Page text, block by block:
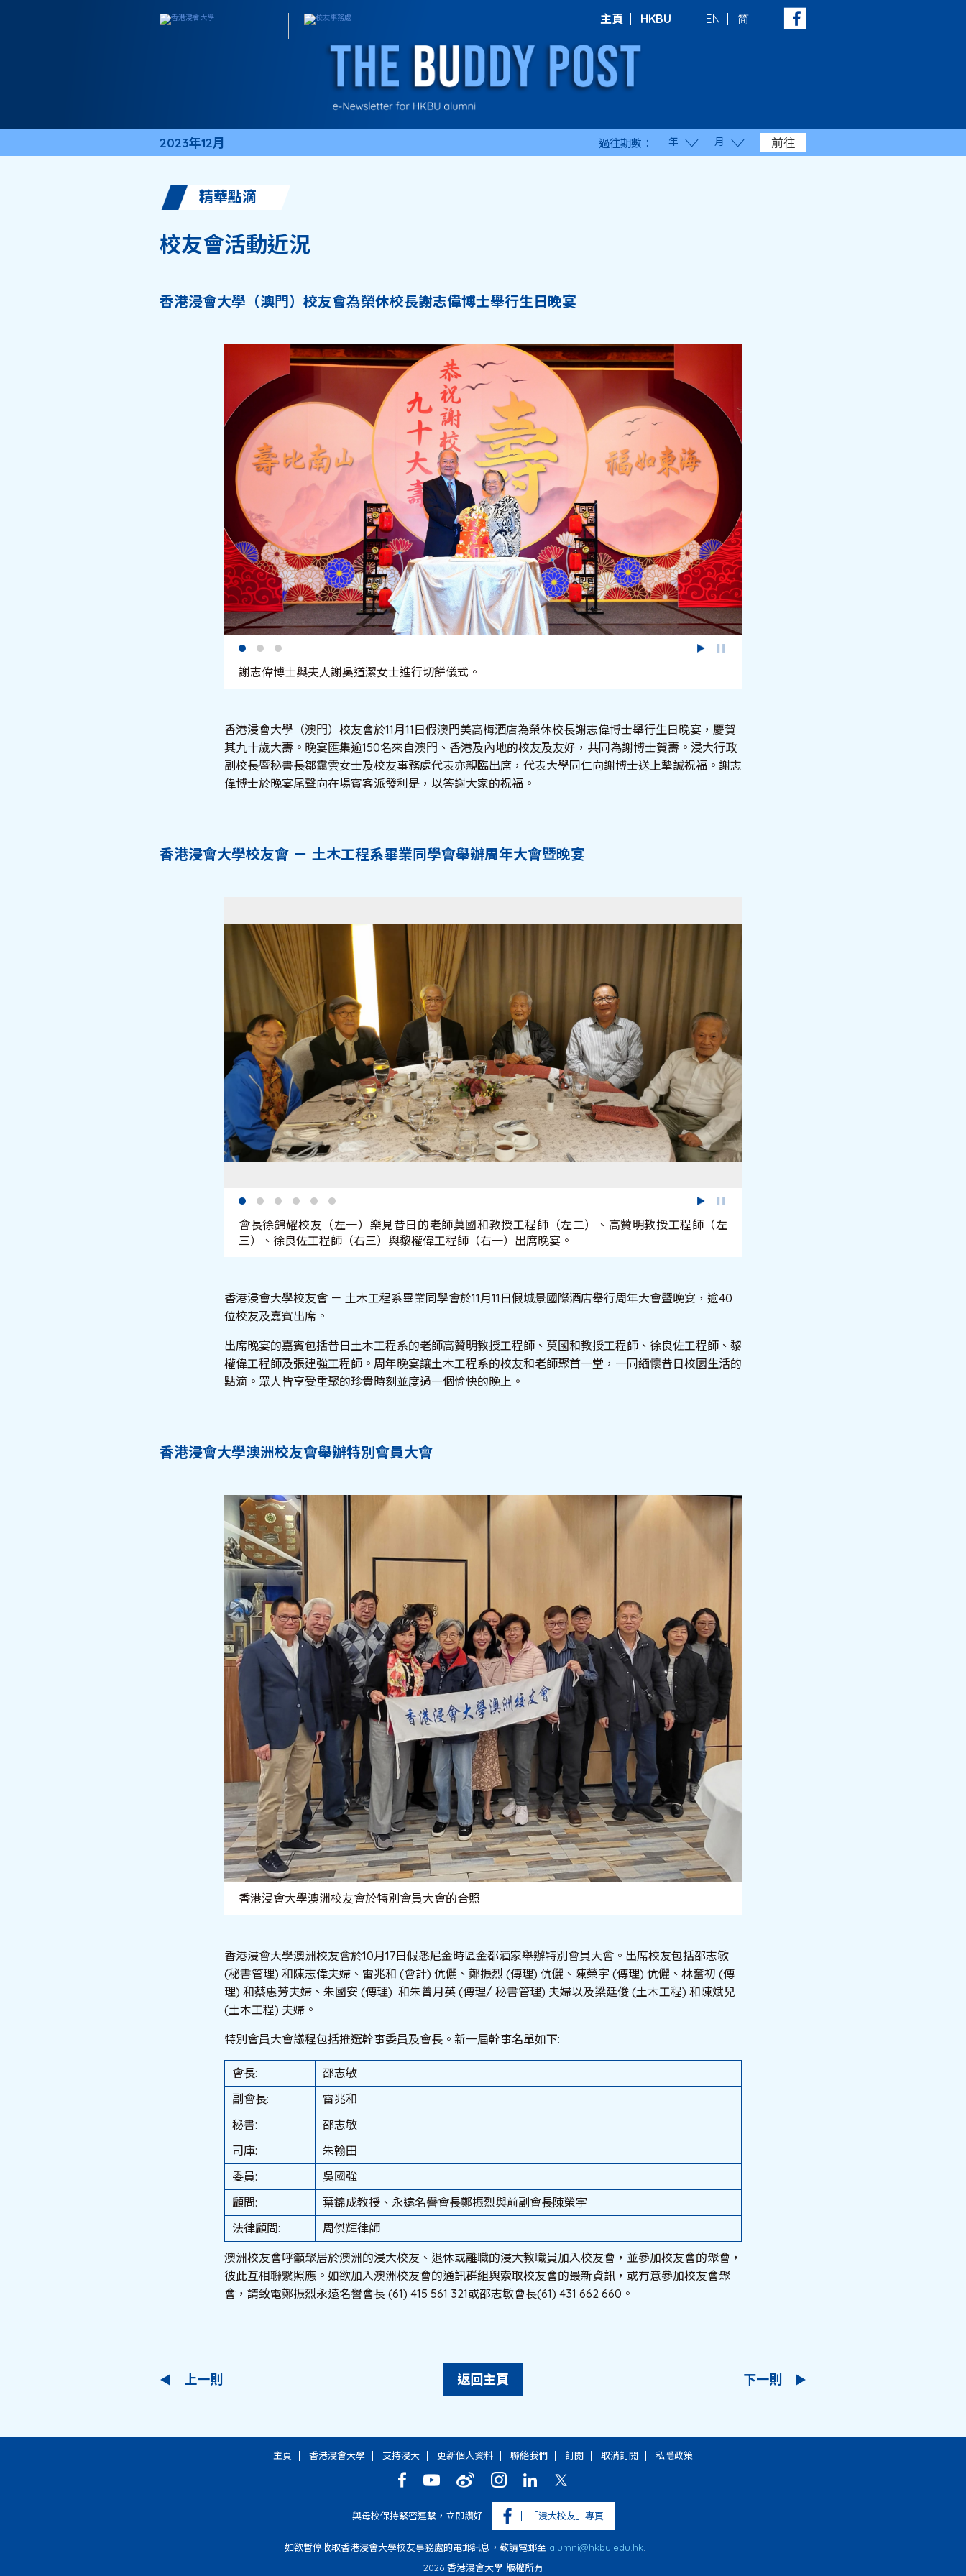
主頁 HKBU EN 简
2023年12月 過往期數： 年 月 前往
精華點滴
校友會活動近況
香港浸會大學（澳門）校友會為榮休校長謝志偉博士舉行生日晚宴
謝志偉博士與夫人謝吳道潔女士進行切餅儀式。
香港浸會大學（澳門）校友會於11月11日假澳門美高梅酒店為榮休校長謝志偉博士舉行生日晚宴，慶賀
其九十歲大壽。晚宴匯集逾150名來自澳門、香港及內地的校友及友好，共同為謝博士賀壽。浸大行政
副校長暨秘書長鄒靄雲女士及校友事務處代表亦親臨出席，代表大學同仁向謝博士送上摰誠祝福。謝志
偉博士於晚宴尾聲向在場賓客派發利是，以答謝大家的祝福。
香港浸會大學校友會 － 土木工程系畢業同學會舉辦周年大會暨晚宴
會長徐錦耀校友（左一）樂見昔日的老師莫國和教授工程師（左二）、高贊明教授工程師（左
三）、徐良佐工程師（右三）與黎權偉工程師（右一）出席晚宴。
香港浸會大學校友會 － 土木工程系畢業同學會於11月11日假城景國際酒店舉行周年大會暨晚宴，逾40
位校友及嘉賓出席。
出席晚宴的嘉賓包括昔日土木工程系的老師高贊明教授工程師、莫國和教授工程師、徐良佐工程師、黎
權偉工程師及張建強工程師。周年晚宴讓土木工程系的校友和老師聚首一堂，一同緬懷昔日校園生活的
點滴。眾人皆享受重聚的珍貴時刻並度過一個愉快的晚上。
香港浸會大學澳洲校友會舉辦特別會員大會
香港浸會大學澳洲校友會於特別會員大會的合照
香港浸會大學澳洲校友會於10月17日假悉尼金時區金都酒家舉辦特別會員大會。出席校友包括邵志敏
(秘書管理) 和陳志偉夫婦、雷兆和 (會計) 伉儷、鄭振烈 (傳理) 伉儷、陳榮宇 (傳理) 伉儷、林奮初 (傳
理) 和蔡惠芳夫婦、朱國安 (傳理) 和朱曾月英 (傳理/ 秘書管理) 夫婦以及梁廷俊 (土木工程) 和陳斌兒
(土木工程) 夫婦。
特別會員大會議程包括推選幹事委員及會長。新一屆幹事名單如下:
會長:
邵志敏
副會長:
雷兆和
秘書:
邵志敏
司庫:
朱翰田
委員:
吳國強
顧問:
葉錦成教授、永遠名譽會長鄭振烈與前副會長陳榮宇
法律顧問:
周傑輝律師
澳洲校友會呼籲聚居於澳洲的浸大校友、退休或離職的浸大教職員加入校友會，並參加校友會的聚會，
彼此互相聯繫照應。如欲加入澳洲校友會的通訊群組與索取校友會的最新資訊，或有意參加校友會聚
會，請致電鄭振烈永遠名譽會長 (61) 415 561 321或邵志敏會長(61) 431 662 660。
上一則 返回主頁 下一則
主頁 香港浸會大學 支持浸大 更新個人資料 聯絡我們 訂閱 取消訂閱 私隱政策
與母校保持緊密連繫，立即讚好 「浸大校友」專頁
如欲暫停收取香港浸會大學校友事務處的電郵訊息，敬請電郵至 alumni@hkbu.edu.hk.
2026 香港浸會大學 版權所有